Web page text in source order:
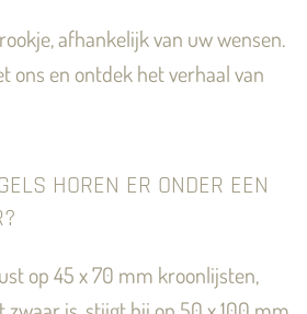
afhankelijk van uw wensen.
ons en ontdek het verhaal van
HOREN ER ONDER EEN
op 45 x 70 mm kroonlijsten,